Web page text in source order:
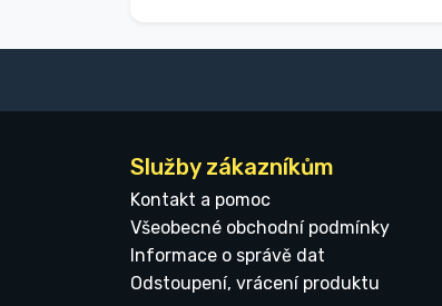
Služby zákazníkům
Kontakt a pomoc
Všeobecné obchodní podmínky
Informace o správě dat
Odstoupení, vrácení produktu